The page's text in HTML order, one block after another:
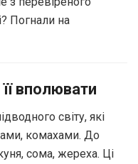
Погнали на
вполювати
світу, які
комахами. До
сома, жереха. Ці